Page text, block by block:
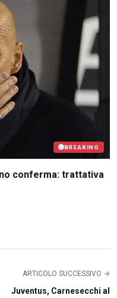
BREAKING
conferma: trattativa
ARTICOLO SUCCESSIVO →
Juventus, Carnesecchi al